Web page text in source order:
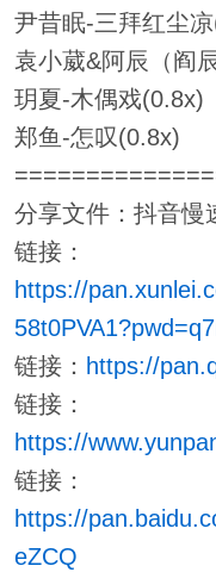
尹昔眠-三拜红尘
袁小葳&阿辰（阎
玥夏-木偶戏(0.8x)
郑鱼-怎叹(0.8x)
分享文件：抖音慢
链接：
https://
链接： https://
链接：
https://
链接：
https://
eZCQ